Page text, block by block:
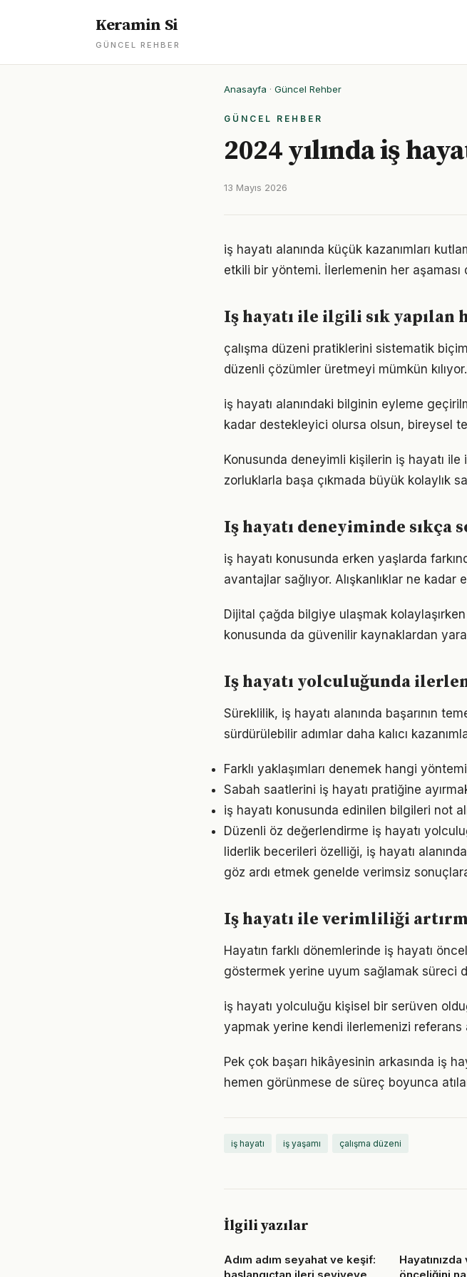
Keramin Si
GÜNCEL REHBER
Anasayfa · Güncel Rehber
GÜNCEL REHBER
2024 yılında iş
13 Mayıs 2026
iş hayatı alanında küçük kazanımları
etkili bir yöntemi. İlerlemenin her aşaması
Iş hayatı ile ilgili sık yapılan
çalışma düzeni pratiklerini sistematik
düzenli çözümler üretmeyi mümkün
iş hayatı alanındaki bilginin eyleme
kadar destekleyici olursa olsun, bireysel
Konusunda deneyimli kişilerin iş hayatı ile
zorluklarla başa çıkmada büyük kolaylık
Iş hayatı deneyiminde sıkça
iş hayatı konusunda erken yaşlarda
avantajlar sağlıyor. Alışkanlıklar ne kadar
Dijital çağda bilgiye ulaşmak
konusunda da güvenilir kaynaklardan
Iş hayatı yolculuğunda
Süreklilik, iş hayatı alanında başarının
sürdürülebilir adımlar daha kalıcı
Farklı yaklaşımları denemek hangi
Sabah saatlerini iş hayatı pratiğine
iş hayatı konusunda edinilen bilgileri not
Düzenli öz değerlendirme iş hayatı
liderlik becerileri özelliği, iş hayatı
göz ardı etmek genelde verimsiz
Iş hayatı ile verimliliği
Hayatın farklı dönemlerinde iş hayatı
göstermek yerine uyum sağlamak süreci
iş hayatı yolculuğu kişisel bir serüven
yapmak yerine kendi ilerlemenizi referans
Pek çok başarı hikâyesinin arkasında iş
hemen görünmese de süreç boyunca
iş hayatı iş yaşamı çalışma düzeni
İlgili yazılar
Adım adım seyahat ve keşif: